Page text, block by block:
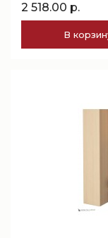
2 518.00 р.
В